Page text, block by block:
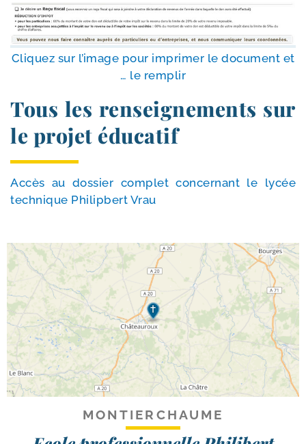
Cliquez sur l’i­mage pour impri­mer le docu­ment et
… le remplir
Tous les renseignements sur
le projet éducatif
Accès au dos­sier com­plet concer­nant le lycée
tech­nique Philipbert Vrau
MONTIERCHAUME